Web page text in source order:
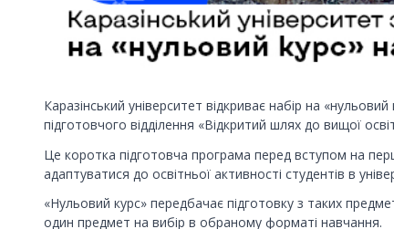
Каразінський університет відкриває набір на
підготовчого відділення «Відкритий шлях до вищої
Це коротка підготовча програма перед вступом на
адаптуватися до освітньої активності студентів в
«Нульовий курс» передбачає підготовку з таких
один предмет на вибір в обраному форматі навчання.